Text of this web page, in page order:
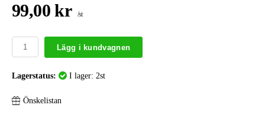
99,00 kr /st
Lägg i kundvagnen
Lagerstatus: I lager: 2st
Önskelistan